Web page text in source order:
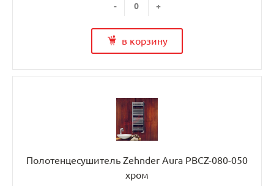
- +
в корзину
Полотенцесушитель Zehnder Aura PBCZ-080-050
хром